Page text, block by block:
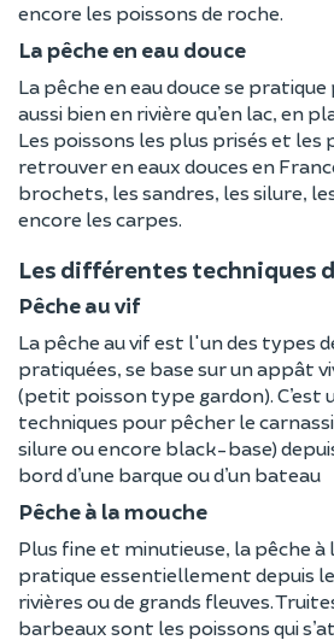
encore les poissons de roche.
La pêche en eau douce
La pêche en eau douce se
aussi bien en rivière qu’en lac, en
Les poissons les plus prisés et les
retrouver en eaux douces en
brochets, les sandres, les silure,
encore les carpes.
Les différentes techniques
Pêche au vif
La pêche au vif est l'un des types
pratiquées, se base sur un appât
(petit poisson type gardon). C’est
techniques pour pêcher le
silure ou encore black-base)
bord d’une barque ou d’un bateau
Pêche à la mouche
Plus fine et minutieuse, la pêche à
pratique essentiellement depuis
rivières ou de grands fleuves.
barbeaux sont les poissons qui